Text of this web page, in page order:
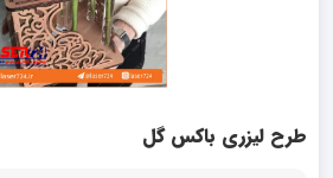
طرح لیزری باکس گل